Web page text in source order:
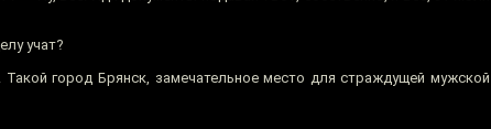
учат?
Такой город Брянск, замечательное место для страждущей мужской